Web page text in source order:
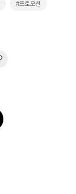
#프로모션